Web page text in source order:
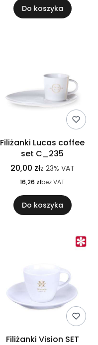
Do koszyka
Filiżanki Lucas coffee
set C_235
20,00 złz 23% VAT
16,26 złbez VAT
Do koszyka
Filiżanki Vision SET